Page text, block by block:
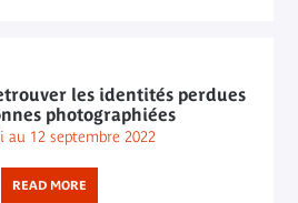
les identités perdues
photographiées
au 12 septembre 2022
READ MORE